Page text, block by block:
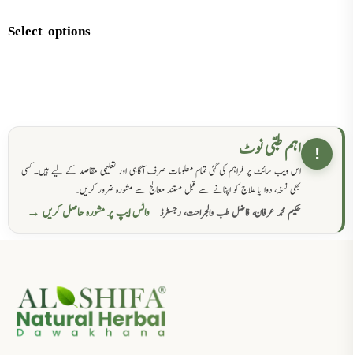
Select options
! اہم طبی نوٹ
اس ویب سائٹ پر فراہم کی گئی تمام معلومات صرف آگاہی اور تعلیمی مقاصد کے لیے ہیں۔ کسی
بھی نسخہ، دوا یا علاج کو اپنانے سے قبل مستند معالج سے مشورہ ضرور کریں۔
حکیم محمد عرفان، فاضل طب والجراحت، رجسٹرڈ
واٹس ایپ پر مشورہ حاصل کریں →